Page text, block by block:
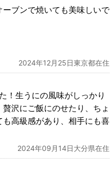
ブンで焼いても美味しいで
2024年12月25日東京都在住
！生うにの風味がしっかり
沢にご飯にのせたり、ちょ
高級感があり、相手にも喜
2024年09月14日大分県在住